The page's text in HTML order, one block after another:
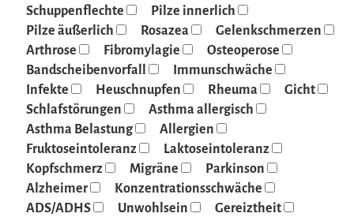
Schuppenflechte
Pilze innerlich
Pilze äußerlich
Rosazea
Gelenkschmerzen
Arthrose
Fibromylagie
Osteoperose
Bandscheibenvorfall
Immunschwäche
Infekte
Heuschnupfen Rheuma
Gicht
Schlafstörungen
Asthma allergisch
Asthma Belastung
Allergien
Fruktoseintoleranz
Laktoseintoleranz
Kopfschmerz
Migräne
Parkinson
Alzheimer
Konzentrationsschwäche
ADS/ADHS
Unwohlsein
Gereiztheit